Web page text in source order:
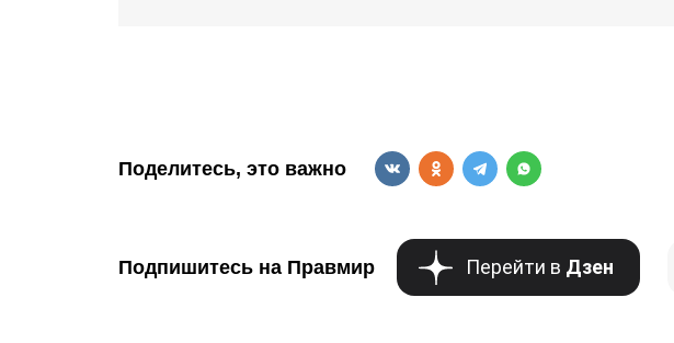
Поделитесь, это важно
Подпишитесь на Правмир Перейти в Дзен